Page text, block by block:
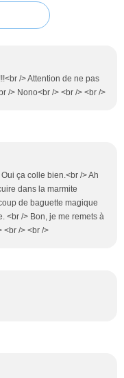
/> Attention de ne pas
/> Nono<br /> <br /> <br />
ça colle bien.<br /> Ah
dans la marmite
de baguette magique
<br /> Bon, je me remets à
<br /> <br />